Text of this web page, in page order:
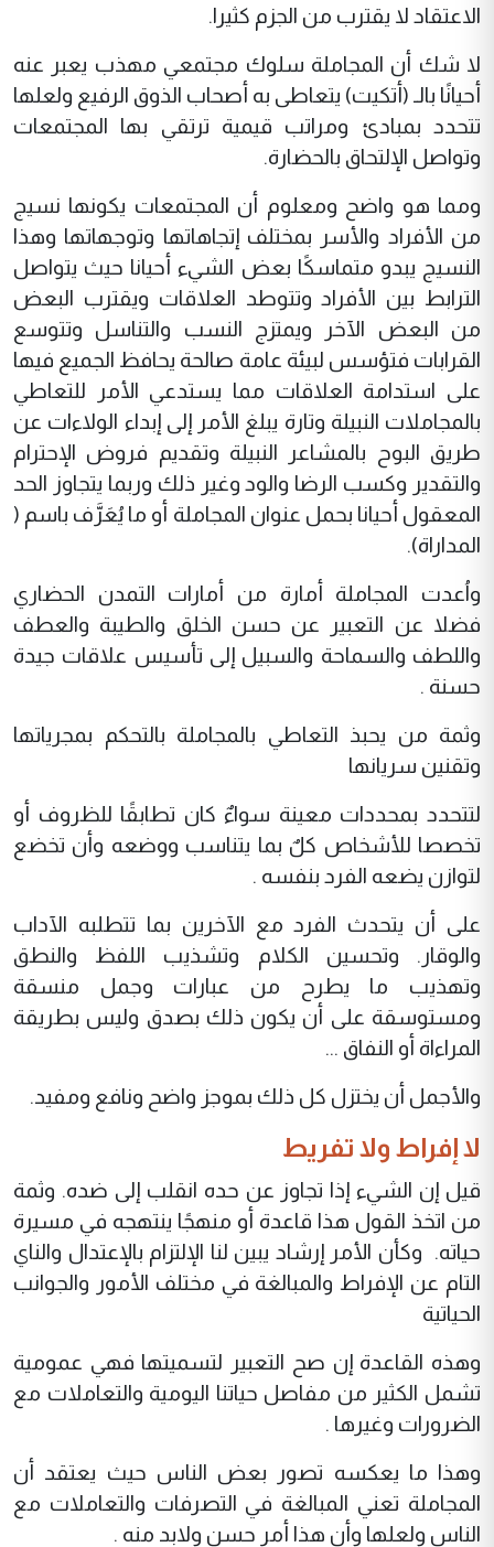
الاعتقاد لا يقترب من الجزم كثيرا.
لا شك أن المجاملة سلوك مجتمعي مهذب يعبر عنه
أحيانًا بالـ (أتكيت) يتعاطى به أصحاب الذوق الرفيع ولعلها
تتحدد بمبادئ ومراتب قيمية ترتقي بها المجتمعات
وتواصل الإلتحاق بالحضارة.
ومما هو واضح ومعلوم أن المجتمعات يكونها نسيج
من الأفراد والأسر بمختلف إتجاهاتها وتوجهاتها وهذا
النسيج يبدو متماسكًا بعض الشيء أحيانا حيث يتواصل
الترابط بين الأفراد وتتوطد العلاقات ويقترب البعض
من البعض الآخر ويمتزج النسب والتناسل وتتوسع
القرابات فتؤسس لبيئة عامة صالحة يحافظ الجميع فيها
على استدامة العلاقات مما يستدعي الأمر للتعاطي
بالمجاملات النبيلة وتارة يبلغ الأمر إلى إبداء الولاءات عن
طريق البوح بالمشاعر النبيلة وتقديم فروض الإحترام
والتقدير وكسب الرضا والود وغير ذلك وربما يتجاوز الحد
المعقول أحيانا بحمل عنوان المجاملة أو ما يُعَرَّف باسم (
المداراة).
واُعدت المجاملة أمارة من أمارات التمدن الحضاري
فضلا عن التعبير عن حسن الخلق والطيبة والعطف
واللطف والسماحة والسبيل إلى تأسيس علاقات جيدة
حسنة .
وثمة من يحبذ التعاطي بالمجاملة بالتحكم بمجرياتها
وتقنين سريانها
لتتحدد بمحددات معينة سواءٌ كان تطابقًا للظروف أو
تخصصا للأشخاص كلٌ بما يتناسب ووضعه وأن تخضع
لتوازن يضعه الفرد بنفسه .
على أن يتحدث الفرد مع الآخرين بما تتطلبه الآداب
والوقار. وتحسين الكلام وتشذيب اللفظ والنطق
وتهذيب ما يطرح من عبارات وجمل منسقة
ومستوسقة على أن يكون ذلك بصدق وليس بطريقة
المراءاة أو النفاق ...
والأجمل أن يختزل كل ذلك بموجز واضح ونافع ومفيد.
لا إفراط ولا تفريط
قيل إن الشيء إذا تجاوز عن حده انقلب إلى ضده. وثمة
من اتخذ القول هذا قاعدة أو منهجًا ينتهجه في مسيرة
حياته. وكأن الأمر إرشاد يبين لنا الإلتزام بالإعتدال والناي
التام عن الإفراط والمبالغة في مختلف الأمور والجوانب
الحياتية
وهذه القاعدة إن صح التعبير لتسميتها فهي عمومية
تشمل الكثير من مفاصل حياتنا اليومية والتعاملات مع
الضرورات وغيرها .
وهذا ما يعكسه تصور بعض الناس حيث يعتقد أن
المجاملة تعني المبالغة في التصرفات والتعاملات مع
الناس ولعلها وأن هذا أمر حسن ولابد منه .